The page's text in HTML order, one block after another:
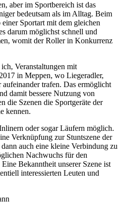
aber im Sportbereich ist das
bedeutsam als im Alltag. Beim
Sportart mit dem gleichen
darum möglichst schnell und
womit der Roller in Konkurrenz
Veranstaltungen mit
in Meppen, wo Liegeradler,
trafen. Das ermöglicht
damit bessere Nutzung von
die Szenen die Sportgeräte der
kennen.
oder sogar Läufern möglich.
Verknüpfung zur Stuntszene der
auch eine kleine Verbindung zu
Nachwuchs für den
Bekanntheit unserer Szene ist
interessierten Leuten und